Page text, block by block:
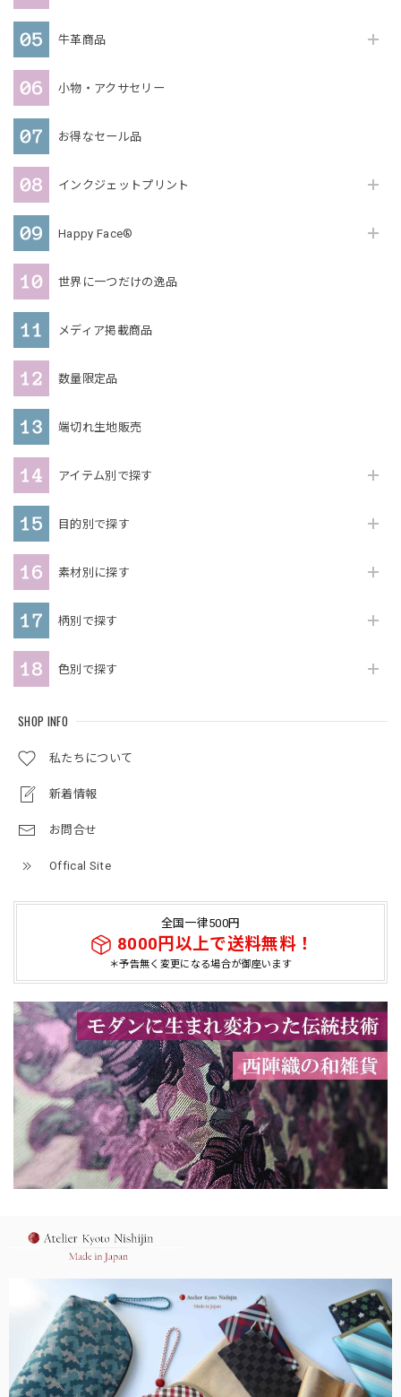
牛革商品
小物・アクサセリー
お得なセール品
インクジェットプリント
Happy Face®
世界に一つだけの逸品
メディア掲載商品
数量限定品
端切れ生地販売
アイテム別で探す
目的別で探す
素材別に探す
柄別で探す
色別で探す
SHOP INFO
私たちについて
新着情報
お問合せ
Offical Site
全国一律500円
8000円以上で送料無料！
＊予告無く変更になる場合が御座います